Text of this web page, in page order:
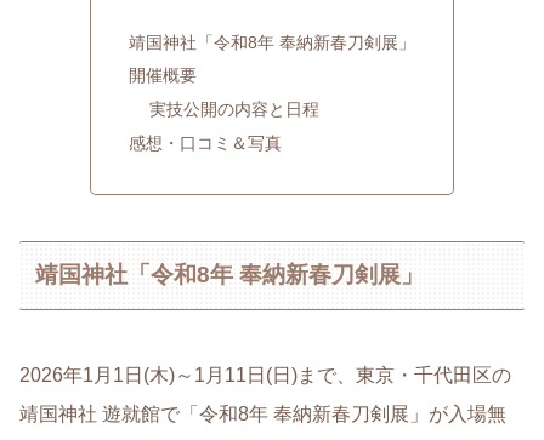
靖国神社「令和8年 奉納新春刀剣展」
開催概要
実技公開の内容と日程
感想・口コミ＆写真
靖国神社「令和8年 奉納新春刀剣展」
2026年1月1日(木)～1月11日(日)まで、東京・千代田区の
靖国神社 遊就館で「令和8年 奉納新春刀剣展」が入場無